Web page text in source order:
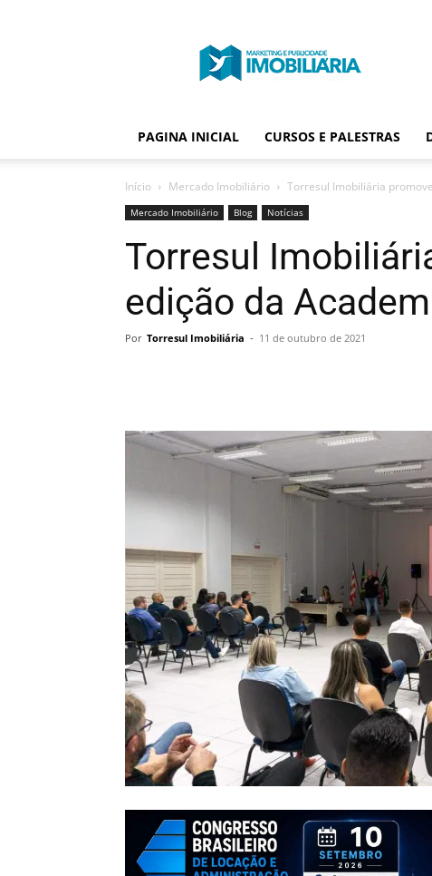
Publicidade
Imobiliária
PAGINA INICIAL CURSOS E PALESTRAS
Início Mercado Imobiliário Torresul Imobiliária
Mercado Imobiliário Blog Notícias
Torresul
edição da
Por Torresul Imobiliária - 11 de outubro de 2021